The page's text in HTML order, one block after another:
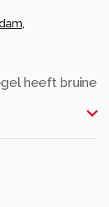
,
heeft bruine
zijn
vooral in